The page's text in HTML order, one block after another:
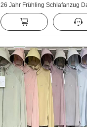
26 Jahr Frühling Schlafanzug
Neu Wolken Baumwolle
Klein Reverskragen Home
Anzug Live-Übertragung Hoch